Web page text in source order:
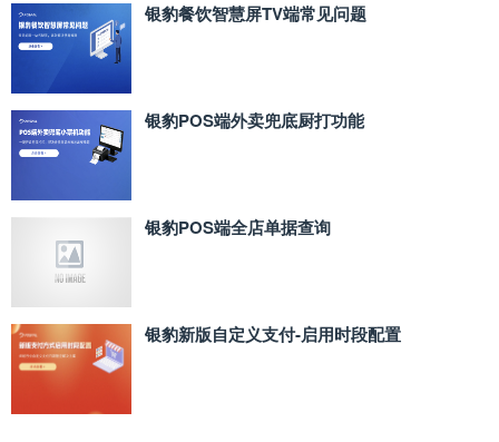
银豹餐饮智慧屏TV端常见问题
银豹POS端外卖兜底厨打功能
银豹POS端全店单据查询
银豹新版自定义支付‑启用时段配置